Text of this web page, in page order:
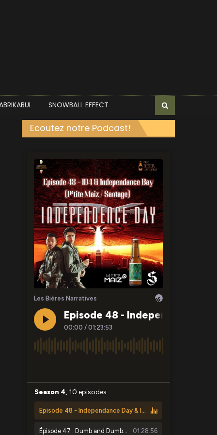
SNOWBALL EFFECT
Ecoutez notre Podcast!